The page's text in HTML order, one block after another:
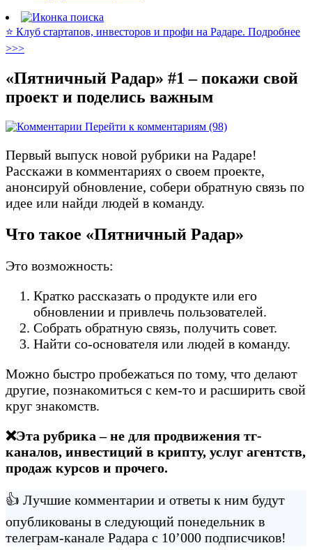
⭐️ Клуб стартапов, инвесторов и профи на Радаре. Подробнее
>>>
«Пятничный Радар» #1 – покажи свой
проект и поделись важным
Перейти к комментариям (98)
Первый выпуск новой рубрики на Радаре!
Расскажи в комментариях о своем проекте,
анонсируй обновление, собери обратную связь по
идее или найди людей в команду.
Что такое «Пятничный Радар»
Это возможность:
Кратко рассказать о продукте или его
обновлении и привлечь пользователей.
Собрать обратную связь, получить совет.
Найти со-основателя или людей в команду.
Можно быстро пробежаться по тому, что делают
другие, познакомиться с кем-то и расширить свой
круг знакомств.
❌Эта рубрика – не для продвижения тг-
каналов, инвестиций в крипту, услуг агентств,
продаж курсов и прочего.
👍 Лучшие комментарии и ответы к ним будут
опубликованы в следующий понедельник в
телеграм-канале Радара с 10’000 подписчиков!